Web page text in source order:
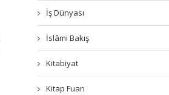
İş Dünyası
İslâmi Bakış
Kitabiyat
Kitap Fuarı